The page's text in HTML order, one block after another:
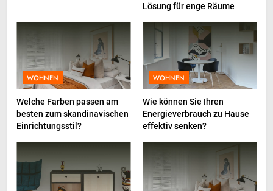
1
Comment les compléments
alimentaires peuvent booster
votre énergie au quotidien
GESUNDHEIT
2
Total Productive Maintenance
der Produktion über den Erfolg
entscheidet
3
Lösung für enge Räume
WOHNEN
Welche Farben passen am
besten zum skandinavischen
Einrichtungsstil?
WOHNEN
Wie können Sie Ihren
Energieverbrauch zu Hause
effektiv senken?